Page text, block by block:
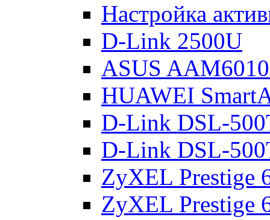
Настройка
D-Link 2500U
ASUS
HUAWEI
D-Link DSL-
D-Link DSL-
ZyXEL Prestige
ZyXEL Prestige